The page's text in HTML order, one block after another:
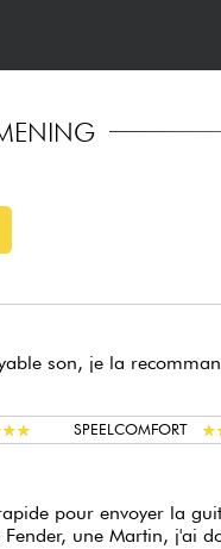
son, je la
★★
★★ SPEELCOMFORT ★
★
pour envoyer la
une Martin, j'ai